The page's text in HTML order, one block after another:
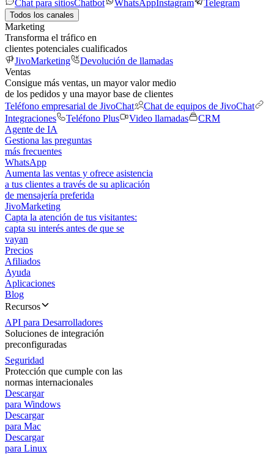
Chat para sitiosChatbot WhatsAppInstagram Telegram
Todos los canales
Marketing
Transforma el tráfico en
clientes potenciales cualificados
JivoMarketing
Devolución de llamadas
Ventas
Consigue más ventas, un mayor valor medio
de los pedidos y una mayor base de clientes
Teléfono empresarial de JivoChat
Chat de equipos de JivoChat
Integraciones
Teléfono Plus Video llamadas
CRM
Agente de IA
Gestiona las preguntas
más frecuentes
WhatsApp
Aumenta las ventas y ofrece asistencia
a tus clientes a través de su aplicación
de mensajería preferida
JivoMarketing
Capta la atención de tus visitantes:
capta su interés antes de que se
vayan
Precios
Afiliados
Ayuda
Aplicaciones
Blog
Recursos
API para Desarrolladores
Soluciones de integración
preconfiguradas
Seguridad
Protección que cumple con las
normas internacionales
Descargar
para Windows
Descargar
para Mac
Descargar
para Linux